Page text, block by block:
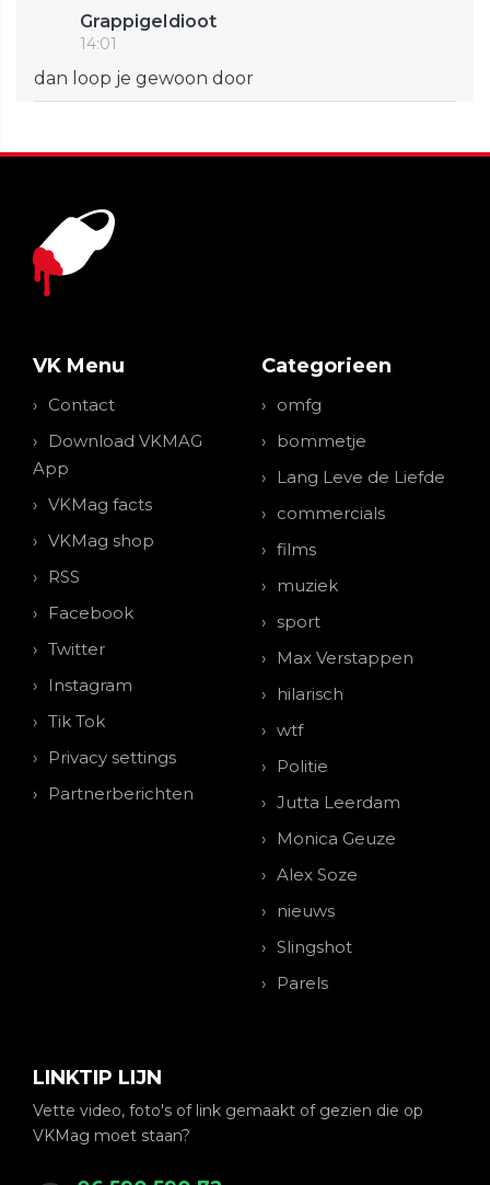
GrappigeIdioot
14:01
dan loop je gewoon door
VK Menu
Contact
Download VKMAG
App
VKMag facts
VKMag shop
RSS
Facebook
Twitter
Instagram
Tik Tok
Privacy settings
Partnerberichten
Categorieen
omfg
bommetje
Lang Leve de Liefde
commercials
films
muziek
sport
Max Verstappen
hilarisch
wtf
Politie
Jutta Leerdam
Monica Geuze
Alex Soze
nieuws
Slingshot
Parels
LINKTIP LIJN
Vette video, foto's of link gemaakt of gezien die op
VKMag moet staan?